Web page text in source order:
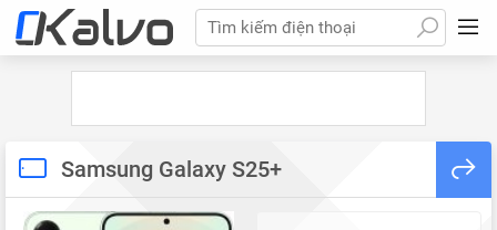
Tìm kiếm điện thoại
Samsung Galaxy S25+